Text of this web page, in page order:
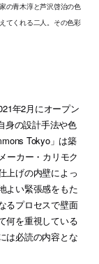
の青木淳と芦沢啓治の色
てくれる二人。その色彩
年2月にオープン
身の設計手法や色
Tokyo」は築
ーカー・カリモク
上げの内壁によっ
よい緊張感をもた
るプロセスで壁面
何を重視している
は必読の内容とな